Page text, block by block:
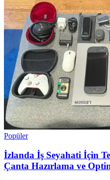
Popüler
İzlanda İş Seyahati İçin
Çanta Hazırlama ve